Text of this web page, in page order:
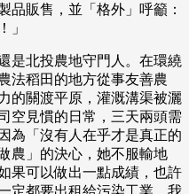
品販售，並「格外」呼籲：
」
是北投農地守門人。在環繞
法稻田的地方從事友善農
的關渡平原，灌溉溝渠被灑
空見慣的日常，三天兩頭需
為「沒有人在乎才是真正的
農」的決心，她不服輸地
果可以做出一點成績，也許